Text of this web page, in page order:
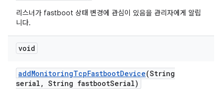
리스너가 fastboot 상태 변경에 관심이 있음을 관리자에게 알립
니다.
void
addMonitoringTcpFastbootDevice(String
serial , String fastbootSerial)